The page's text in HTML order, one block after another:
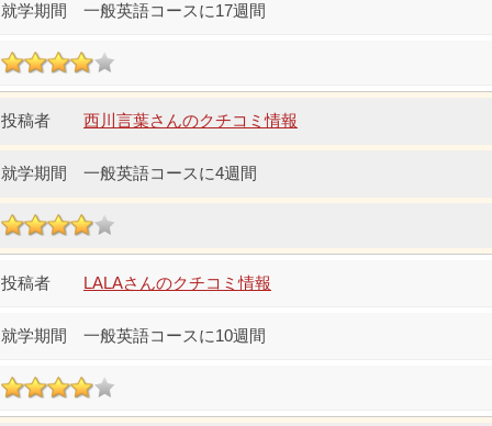
一般英語コースに17週間
西川言葉さんのクチコミ情報
一般英語コースに4週間
LALAさんのクチコミ情報
一般英語コースに10週間